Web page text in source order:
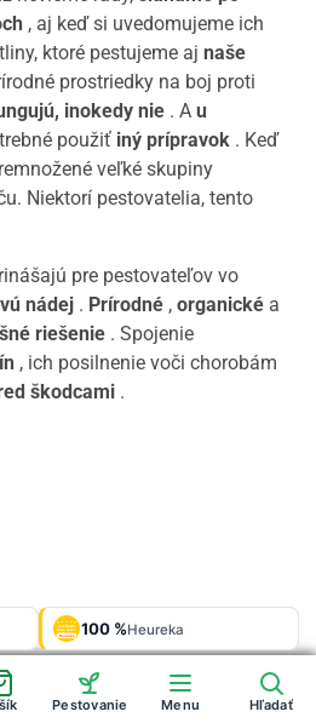
, aj keď si uvedomujeme ich
ktoré pestujeme aj naše
prostriedky na boj proti
inokedy nie . A u
použiť iný prípravok . Keď
veľké skupiny
Niektorí pestovatelia, tento
pre pestovateľov vo
nádej . Prírodné , organické a
riešenie . Spojenie
, ich posilnenie voči chorobám
škodcami .
OVĚŘENO
ZÁKAZNÍKY
Heureka 100 %Heureka
Galerie925 fotek
Pestovanie Menu Hľadať
OVĚŘENO
ZÁKAZNÍKY
Heureka 100 %Heureka
Galerie925 fotek
Pestovanie Menu Hľadať